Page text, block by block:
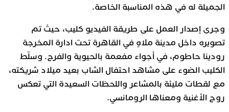
الجميلة له في هذه المناسبة الخاصة.
وجرى إصدار العمل على طريقة الفيديو كليب، حيث تم
تصويره داخل مدينة ملاهٍ في القاهرة تحت ادارة المخرجة
رودينا حاطوم، في أجواء مفعمة بالحيوية والفرح. وسلّط
الكليب الضوء على مشاهد احتفال الشاب بعيد ميلاد شريكته،
مع لقطات مليئة بالمشاعر واللحظات السعيدة التي تعكس
روح الأغنية ومعناها الرومانسي.